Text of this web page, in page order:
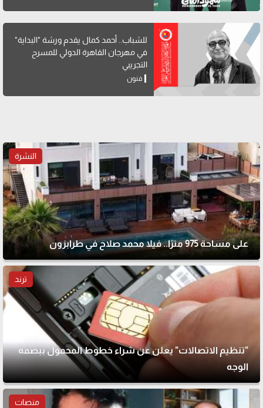
للشباب.. أحمد كمال يقدم ورشة "البداية"
في مهرجان القاهرة الدولي للمسرح
التجريبي
فنون
النشرة
على مساحة 975 مترًا.. فيلا محمد صلاح في طرابزون
ترند
"تنظيم الاتصالات" يعلن عن شراء خطوط المحمول ببصمة
الوجه
منصات